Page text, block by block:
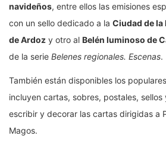
navideños, entre ellos las emisiones
con un sello dedicado a la Ciudad de la
de Ardoz y otro al Belén luminoso de
de la serie Belenes regionales. Escenas.
También están disponibles los populares
incluyen cartas, sobres, postales,
escribir y decorar las cartas dirigidas a
Magos.